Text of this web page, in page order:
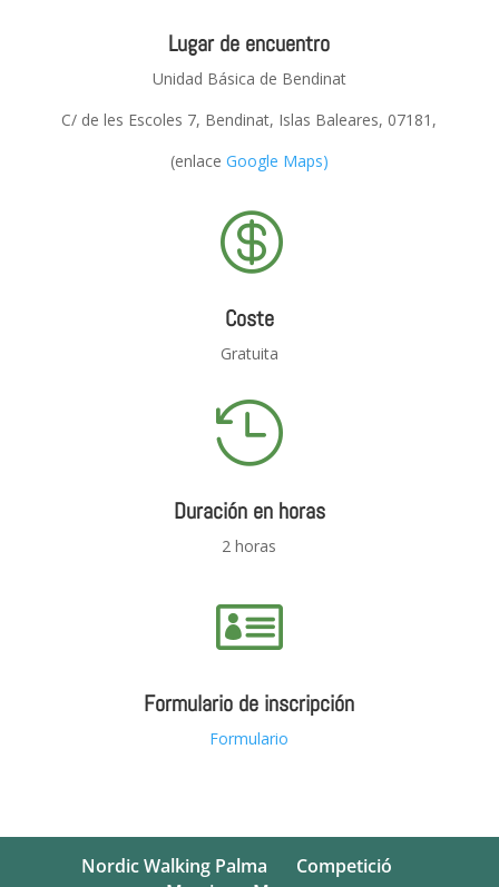
Lugar de encuentro
Unidad Básica de Bendinat
C/ de les Escoles 7, Bendinat, Islas Baleares, 07181,
(enlace Google Maps)

Coste
Gratuita

Duración en horas
2 horas

Formulario de inscripción
Formulario
Nordic Walking Palma
Competició